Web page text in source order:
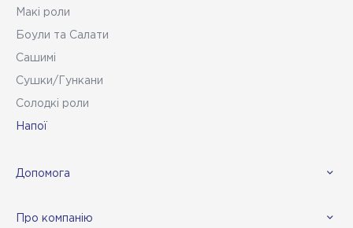
Макі роли
Боули та Салати
Сашимі
Сушки/Гункани
Солодкі роли
Напої
Допомога
Про компанію